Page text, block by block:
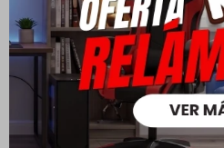
Ver mas
Medios de pago